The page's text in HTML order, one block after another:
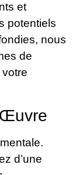
et
potentiels
nous
de
d’une